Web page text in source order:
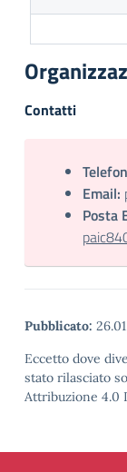
Contatti
Email:
Posta
Pubblicato:
Eccetto dove
stato rilasciato
Attribuzione 4.0